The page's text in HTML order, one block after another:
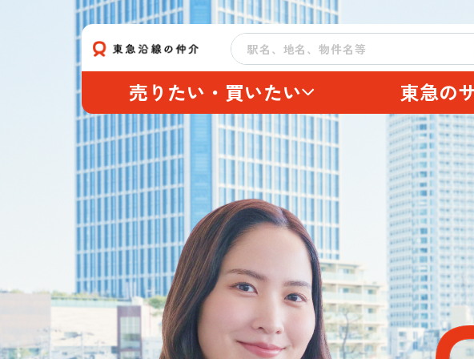
売りたい・買いたい 東急の